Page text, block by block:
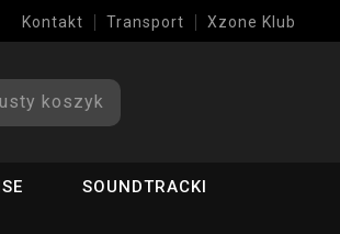
Kontakt Transport Xzone Klub
koszyk
SOUNDTRACKI